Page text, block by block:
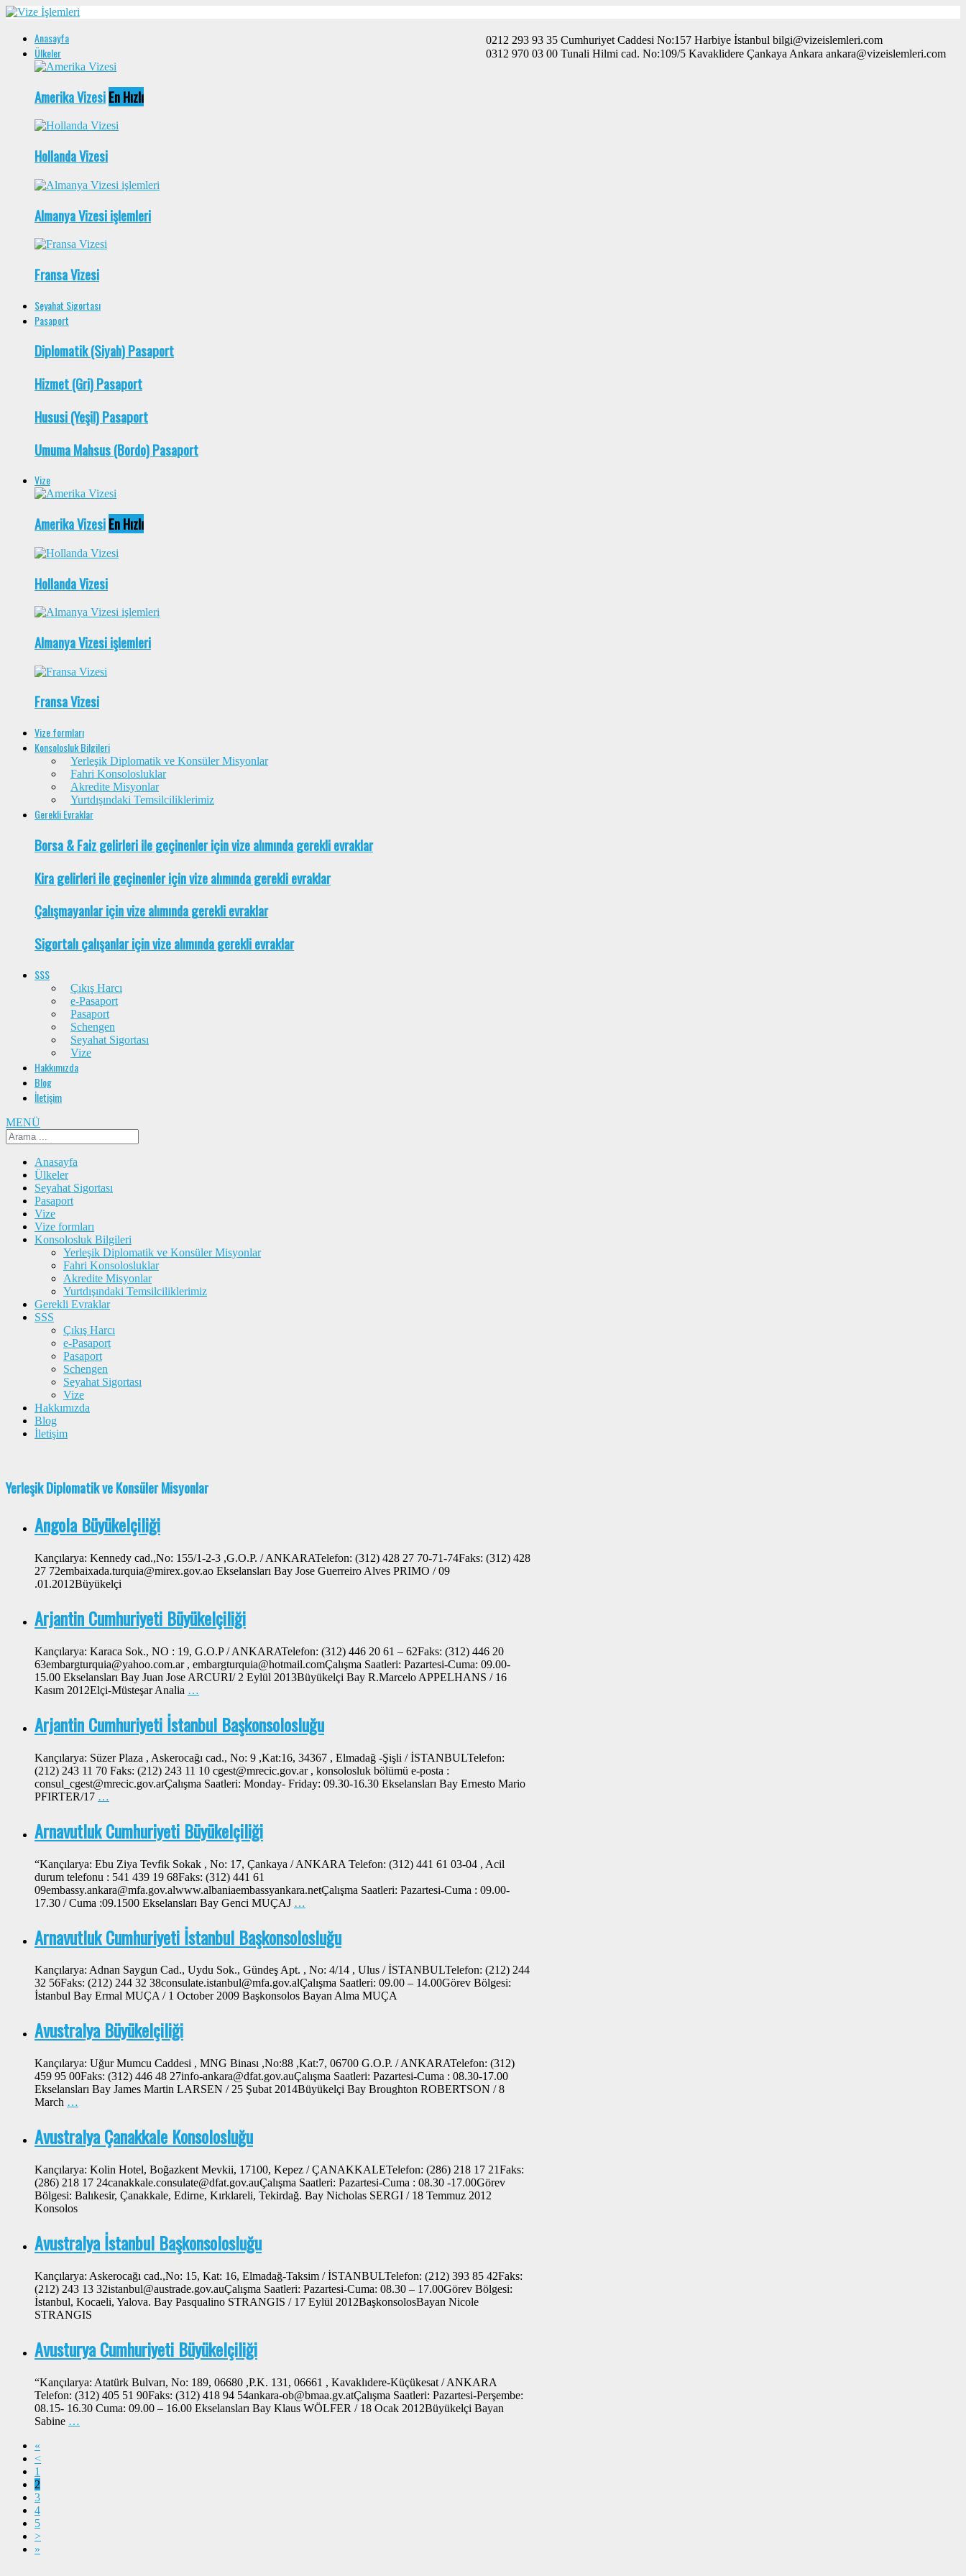
0212 293 93 35 Cumhuriyet Caddesi No:157 Harbiye İstanbul bilgi@vizeislemleri.com
0312 970 03 00 Tunali Hilmi cad. No:109/5 Kavaklidere Çankaya Ankara ankara@vizeislemleri.com
Anasayfa
Ülkeler
Amerika VizesiEn Hızlı
Hollanda Vizesi
Almanya Vizesi işlemleri
Fransa Vizesi
Seyahat Sigortası
Pasaport
Diplomatik (Siyah) Pasaport
Hizmet (Gri) Pasaport
Hususi (Yeşil) Pasaport
Umuma Mahsus (Bordo) Pasaport
Vize
Amerika VizesiEn Hızlı
Hollanda Vizesi
Almanya Vizesi işlemleri
Fransa Vizesi
Vize formları
Konsolosluk Bilgileri
Yerleşik Diplomatik ve Konsüler Misyonlar
Fahri Konsolosluklar
Akredite Misyonlar
Yurtdışındaki Temsilciliklerimiz
Gerekli Evraklar
Borsa & Faiz gelirleri ile geçinenler için vize alımında gerekli evraklar
Kira gelirleri ile geçinenler için vize alımında gerekli evraklar
Çalışmayanlar için vize alımında gerekli evraklar
Sigortalı çalışanlar için vize alımında gerekli evraklar
SSS
Çıkış Harcı
e-Pasaport
Pasaport
Schengen
Seyahat Sigortası
Vize
Hakkımızda
Blog
İletişim
MENÜ
Anasayfa
Ülkeler
Seyahat Sigortası
Pasaport
Vize
Vize formları
Konsolosluk Bilgileri
Yerleşik Diplomatik ve Konsüler Misyonlar
Fahri Konsolosluklar
Akredite Misyonlar
Yurtdışındaki Temsilciliklerimiz
Gerekli Evraklar
SSS
Çıkış Harcı
e-Pasaport
Pasaport
Schengen
Seyahat Sigortası
Vize
Hakkımızda
Blog
İletişim
Yerleşik Diplomatik ve Konsüler Misyonlar
Angola Büyükelçiliği
Kançılarya: Kennedy cad.,No: 155/1-2-3 ,G.O.P. / ANKARATelefon: (312) 428 27 70-71-74Faks: (312) 428
27 72embaixada.turquia@mirex.gov.ao Ekselansları Bay Jose Guerreiro Alves PRIMO / 09
.01.2012Büyükelçi
Arjantin Cumhuriyeti Büyükelçiliği
Kançılarya: Karaca Sok., NO : 19, G.O.P / ANKARATelefon: (312) 446 20 61 – 62Faks: (312) 446 20
63embargturquia@yahoo.com.ar , embargturquia@hotmail.comÇalışma Saatleri: Pazartesi-Cuma: 09.00-
15.00 Ekselansları Bay Juan Jose ARCURI/ 2 Eylül 2013Büyükelçi Bay R.Marcelo APPELHANS / 16
Kasım 2012Elçi-Müsteşar Analia …
Arjantin Cumhuriyeti İstanbul Başkonsolosluğu
Kançılarya: Süzer Plaza , Askerocağı cad., No: 9 ,Kat:16, 34367 , Elmadağ -Şişli / İSTANBULTelefon:
(212) 243 11 70 Faks: (212) 243 11 10 cgest@mrecic.gov.ar , konsolosluk bölümü e-posta :
consul_cgest@mrecic.gov.arÇalışma Saatleri: Monday- Friday: 09.30-16.30 Ekselansları Bay Ernesto Mario
PFIRTER/17 …
Arnavutluk Cumhuriyeti Büyükelçiliği
“Kançılarya: Ebu Ziya Tevfik Sokak , No: 17, Çankaya / ANKARA Telefon: (312) 441 61 03-04 , Acil
durum telefonu : 541 439 19 68Faks: (312) 441 61
09embassy.ankara@mfa.gov.alwww.albaniaembassyankara.netÇalışma Saatleri: Pazartesi-Cuma : 09.00-
17.30 / Cuma :09.1500 Ekselansları Bay Genci MUÇAJ …
Arnavutluk Cumhuriyeti İstanbul Başkonsolosluğu
Kançılarya: Adnan Saygun Cad., Uydu Sok., Gündeş Apt. , No: 4/14 , Ulus / İSTANBULTelefon: (212) 244
32 56Faks: (212) 244 32 38consulate.istanbul@mfa.gov.alÇalışma Saatleri: 09.00 – 14.00Görev Bölgesi:
İstanbul Bay Ermal MUÇA / 1 October 2009 Başkonsolos Bayan Alma MUÇA
Avustralya Büyükelçiliği
Kançılarya: Uğur Mumcu Caddesi , MNG Binası ,No:88 ,Kat:7, 06700 G.O.P. / ANKARATelefon: (312)
459 95 00Faks: (312) 446 48 27info-ankara@dfat.gov.auÇalışma Saatleri: Pazartesi-Cuma : 08.30-17.00
Ekselansları Bay James Martin LARSEN / 25 Şubat 2014Büyükelçi Bay Broughton ROBERTSON / 8
March …
Avustralya Çanakkale Konsolosluğu
Kançılarya: Kolin Hotel, Boğazkent Mevkii, 17100, Kepez / ÇANAKKALETelefon: (286) 218 17 21Faks:
(286) 218 17 24canakkale.consulate@dfat.gov.auÇalışma Saatleri: Pazartesi-Cuma : 08.30 -17.00Görev
Bölgesi: Balıkesir, Çanakkale, Edirne, Kırklareli, Tekirdağ. Bay Nicholas SERGI / 18 Temmuz 2012
Konsolos
Avustralya İstanbul Başkonsolosluğu
Kançılarya: Askerocağı cad.,No: 15, Kat: 16, Elmadağ-Taksim / İSTANBULTelefon: (212) 393 85 42Faks:
(212) 243 13 32istanbul@austrade.gov.auÇalışma Saatleri: Pazartesi-Cuma: 08.30 – 17.00Görev Bölgesi:
İstanbul, Kocaeli, Yalova. Bay Pasqualino STRANGIS / 17 Eylül 2012BaşkonsolosBayan Nicole
STRANGIS
Avusturya Cumhuriyeti Büyükelçiliği
“Kançılarya: Atatürk Bulvarı, No: 189, 06680 ,P.K. 131, 06661 , Kavaklıdere-Küçükesat / ANKARA
Telefon: (312) 405 51 90Faks: (312) 418 94 54ankara-ob@bmaa.gv.atÇalışma Saatleri: Pazartesi-Perşembe:
08.15- 16.30 Cuma: 09.00 – 16.00 Ekselansları Bay Klaus WÖLFER / 18 Ocak 2012Büyükelçi Bayan
Sabine …
«
<
1
2
3
4
5
>
»